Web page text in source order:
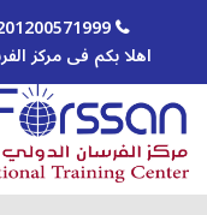
اهلا بكم فى مركز